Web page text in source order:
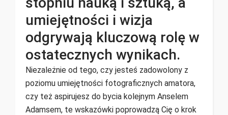
umiejętności i wizja
odgrywają kluczową rolę w
ostatecznych wynikach.
Niezależnie od tego, czy jesteś zadowolony z
poziomu umiejętności fotograficznych amatora,
czy też aspirujesz do bycia kolejnym Anselem
Adamsem, te wskazówki poprowadzą Cię o krok